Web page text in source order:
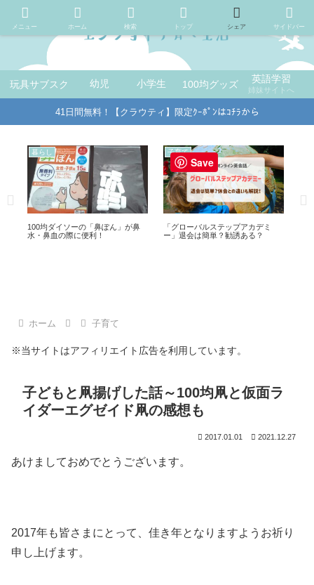
玩具サブスク 幼児 小学生 100均グッズ 英語学習
姉妹サイトへ
41日間無料！【クラウティ】限定ｸｰﾎﾟﾝはｺﾁﾗから
子育て
100均セリアの「水書き練習シー
ト」をお試し！これは便利！
子育て
【ネイティブキャンプ】1,980円と
破格なファミリープランを姉妹サ
ホーム 子育て
※当サイトはアフィリエイト広告を利用しています。
子どもと凧揚げした話～100均凧と仮面ラ
イダーエグゼイド凧の感想も
2017.01.01 2021.12.27
あけましておめでとうございます。
2017年も皆さまにとって、佳き年となりますようお祈り
申し上げます。
メニュー ホーム 検索 トップ シェア サイドバー
Save